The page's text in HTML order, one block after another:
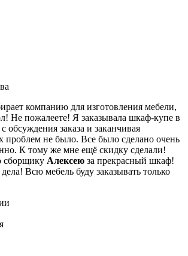
компанию для изготовления мебели,
Не пожалеете! Я заказывала шкаф-купе в
обсуждения заказа и заканчивая
проблем не было. Все было сделано очень
К тому же мне ещё скидку сделали!
сборщику Алексею за прекрасный шкаф!
Всю мебель буду заказывать только